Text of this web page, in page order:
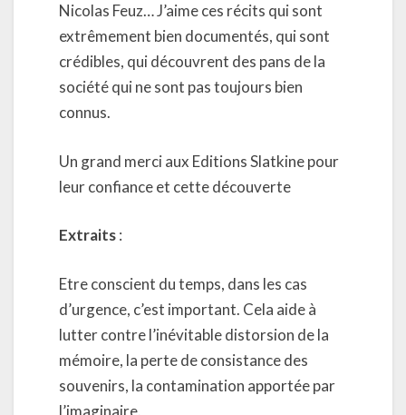
Nicolas Feuz… J’aime ces récits qui sont
extrêmement bien documentés, qui sont
crédibles, qui découvrent des pans de la
société qui ne sont pas toujours bien
connus.
Un grand merci aux Editions Slatkine pour
leur confiance et cette découverte
Extraits:
Etre conscient du temps, dans les cas
d’urgence, c’est important. Cela aide à
lutter contre l’inévitable distorsion de la
mémoire, la perte de consistance des
souvenirs, la contamination apportée par
l’imaginaire.